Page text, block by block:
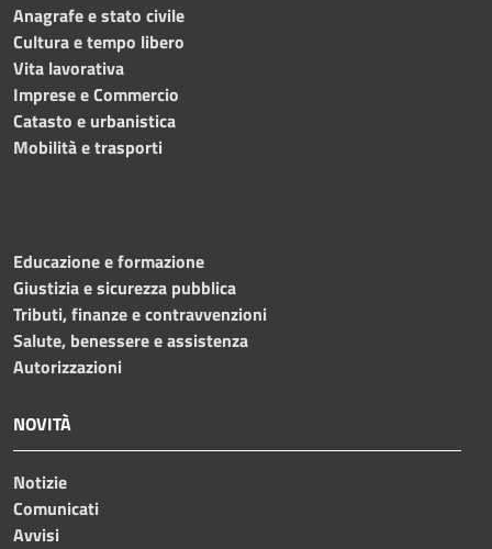
Anagrafe e stato civile
Cultura e tempo libero
Vita lavorativa
Imprese e Commercio
Catasto e urbanistica
Mobilità e trasporti
Educazione e formazione
Giustizia e sicurezza pubblica
Tributi, finanze e contravvenzioni
Salute, benessere e assistenza
Autorizzazioni
NOVITÀ
Notizie
Comunicati
Avvisi